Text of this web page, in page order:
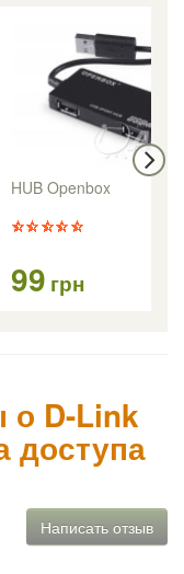
HUB Openbox
99 грн
о D-Link
доступа
Написать отзыв